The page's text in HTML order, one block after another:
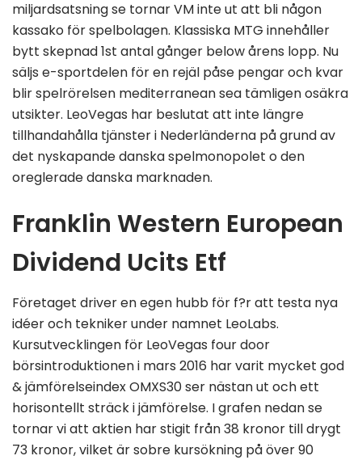
miljardsatsning se tornar VM inte ut att bli någon
kassako för spelbolagen. Klassiska MTG innehåller
bytt skepnad 1st antal gånger below årens lopp. Nu
säljs e-sportdelen för en rejäl påse pengar och kvar
blir spelrörelsen mediterranean sea tämligen osäkra
utsikter. LeoVegas har beslutat att inte längre
tillhandahålla tjänster i Nederländerna på grund av
det nyskapande danska spelmonopolet o den
oreglerade danska marknaden.
Franklin Western European
Dividend Ucits Etf
Företaget driver en egen hubb för f?r att testa nya
idéer och tekniker under namnet LeoLabs.
Kursutvecklingen för LeoVegas four door
börsintroduktionen i mars 2016 har varit mycket god
& jämförelseindex OMXS30 ser nästan ut och ett
horisontellt sträck i jämförelse. I grafen nedan se
tornar vi att aktien har stigit från 38 kronor till drygt
73 kronor, vilket är sobre kursökning på över 90